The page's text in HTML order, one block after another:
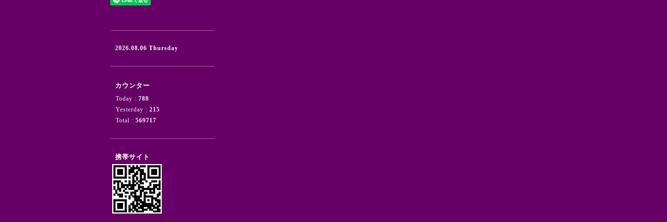
2026.08.06 Thursday
カウンター
Today : 788
Yesterday : 215
Total : 569717
携帯サイト